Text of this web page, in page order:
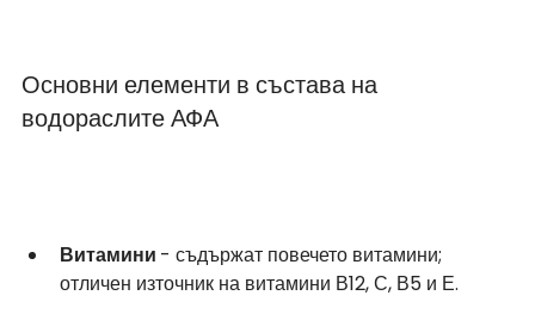
Основни елементи в състава на
водораслите АФА
Витамини - съдържат повечето витамини;
отличен източник на витамини В12, С, В5 и Е.